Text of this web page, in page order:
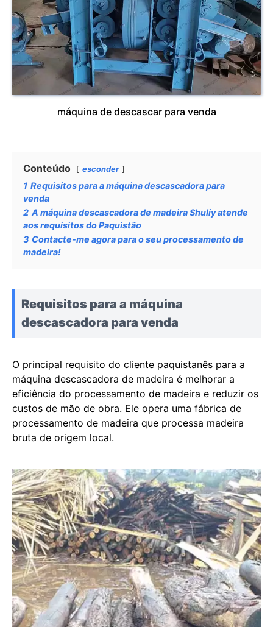
máquina de descascar para venda
Conteúdo esconder
1 Requisitos para a máquina descascadora para
venda
2 A máquina descascadora de madeira Shuliy atende
aos requisitos do Paquistão
3 Contacte-me agora para o seu processamento de
madeira!
Requisitos para a máquina
descascadora para venda
O principal requisito do cliente paquistanês para a
máquina descascadora de madeira é melhorar a
eficiência do processamento de madeira e reduzir os
custos de mão de obra. Ele opera uma fábrica de
processamento de madeira que processa madeira
bruta de origem local.